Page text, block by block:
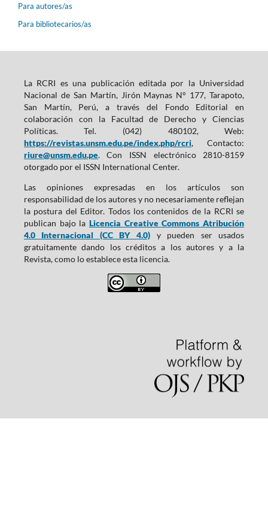
Para autores/as
Para bibliotecarios/as
La RCRI es una publicación editada por la Universidad
Nacional de San Martín, Jirón Maynas N° 177, Tarapoto,
San Martín, Perú, a través del Fondo Editorial en
colaboración con la Facultad de Derecho y Ciencias
Políticas. Tel. (042) 480102, Web:
https://revistas.unsm.edu.pe/index.php/rcri, Contacto:
riure@unsm.edu.pe. Con ISSN electrónico 2810-8159
otorgado por el ISSN International Center.
Las opiniones expresadas en los artículos son
responsabilidad de los autores y no necesariamente reflejan
la postura del Editor. Todos los contenidos de la RCRI se
publican bajo la Licencia Creative Commons Atribución
4.0 Internacional (CC BY 4.0) y pueden ser usados
gratuitamente dando los créditos a los autores y a la
Revista, como lo establece esta licencia.